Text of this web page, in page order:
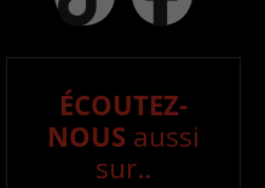
ÉCOUTEZ-
NOUS aussi
sur..